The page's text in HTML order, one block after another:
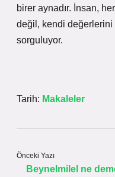
birer aynadır. İnsan,
değil, kendi
sorguluyor.
Tarih: Makaleler
Önceki Yazı
Beynelmilel ne